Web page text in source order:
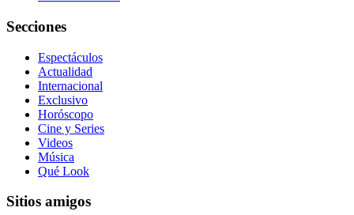
Secciones
Espectáculos
Actualidad
Internacional
Exclusivo
Horóscopo
Cine y Series
Videos
Música
Qué Look
Sitios amigos